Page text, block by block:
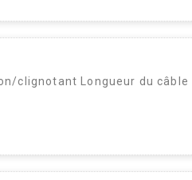
clignotant Longueur du câble